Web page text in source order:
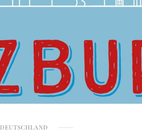
DEUTSCHLAND